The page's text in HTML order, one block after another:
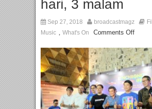
hari, 3 malam
Sep 27, 2018 broadcastmagz
Music , What's On Comments Off